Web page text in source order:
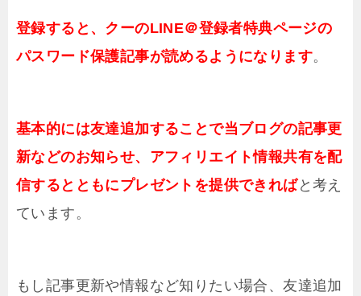
登録すると、クーのLINE＠登録者特典ページの
パスワード保護記事が読めるようになります。
基本的には友達追加することで当ブログの記事更
新などのお知らせ、アフィリエイト情報共有を配
信するとともにプレゼントを提供できればと考え
ています。
もし記事更新や情報など知りたい場合、友達追加